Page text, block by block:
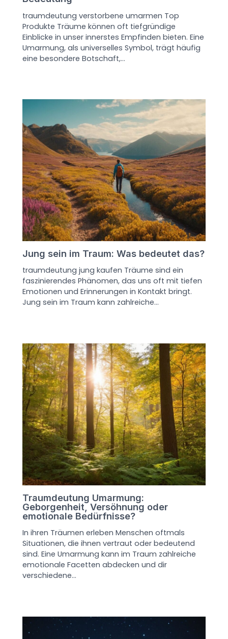
traumdeutung verstorbene umarmen Top
Produkte Träume können oft tiefgründige
Einblicke in unser innerstes Empfinden bieten. Eine
Umarmung, als universelles Symbol, trägt häufig
eine besondere Botschaft,…
Jung sein im Traum: Was bedeutet das?
traumdeutung jung kaufen Träume sind ein
faszinierendes Phänomen, das uns oft mit tiefen
Emotionen und Erinnerungen in Kontakt bringt.
Jung sein im Traum kann zahlreiche…
Traumdeutung Umarmung:
Geborgenheit, Versöhnung oder
emotionale Bedürfnisse?
In ihren Träumen erleben Menschen oftmals
Situationen, die ihnen vertraut oder bedeutend
sind. Eine Umarmung kann im Traum zahlreiche
emotionale Facetten abdecken und dir
verschiedene…